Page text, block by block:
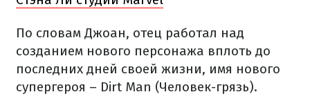
По словам Джоан, отец работал над
созданием нового персонажа вплоть до
последних дней своей жизни, имя нового
супергероя – Dirt Man (Человек-грязь).